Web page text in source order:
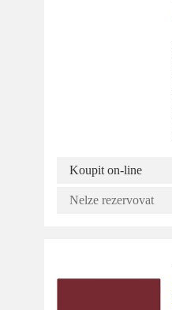
Koupit on-line
Nelze rezervovat